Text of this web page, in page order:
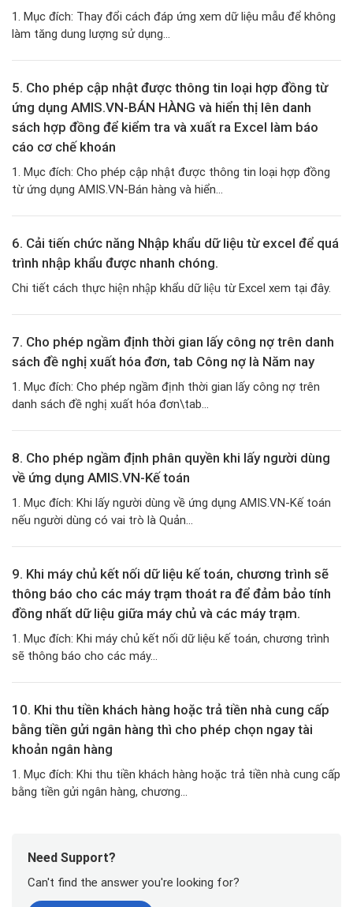
1. Mục đích: Thay đổi cách đáp ứng xem dữ liệu mẫu để không
làm tăng dung lượng sử dụng...
5. Cho phép cập nhật được thông tin loại hợp đồng từ
ứng dụng AMIS.VN-BÁN HÀNG và hiển thị lên danh
sách hợp đồng để kiểm tra và xuất ra Excel làm báo
cáo cơ chế khoán
1. Mục đích: Cho phép cập nhật được thông tin loại hợp đồng
từ ứng dụng AMIS.VN-Bán hàng và hiển...
6. Cải tiến chức năng Nhập khẩu dữ liệu từ excel để quá
trình nhập khẩu được nhanh chóng.
Chi tiết cách thực hiện nhập khẩu dữ liệu từ Excel xem tại đây.
7. Cho phép ngầm định thời gian lấy công nợ trên danh
sách đề nghị xuất hóa đơn, tab Công nợ là Năm nay
1. Mục đích: Cho phép ngầm định thời gian lấy công nợ trên
danh sách đề nghị xuất hóa đơn\tab...
8. Cho phép ngầm định phân quyền khi lấy người dùng
về ứng dụng AMIS.VN-Kế toán
1. Mục đích: Khi lấy người dùng về ứng dụng AMIS.VN-Kế toán
nếu người dùng có vai trò là Quản...
9. Khi máy chủ kết nối dữ liệu kế toán, chương trình sẽ
thông báo cho các máy trạm thoát ra để đảm bảo tính
đồng nhất dữ liệu giữa máy chủ và các máy trạm.
1. Mục đích: Khi máy chủ kết nối dữ liệu kế toán, chương trình
sẽ thông báo cho các máy...
10. Khi thu tiền khách hàng hoặc trả tiền nhà cung cấp
bằng tiền gửi ngân hàng thì cho phép chọn ngay tài
khoản ngân hàng
1. Mục đích: Khi thu tiền khách hàng hoặc trả tiền nhà cung cấp
bằng tiền gửi ngân hàng, chương...
Need Support?
Can't find the answer you're looking for?